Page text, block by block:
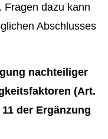
Fragen dazu kann
Abschlusses
nachteiliger
(Art.
der Ergänzung